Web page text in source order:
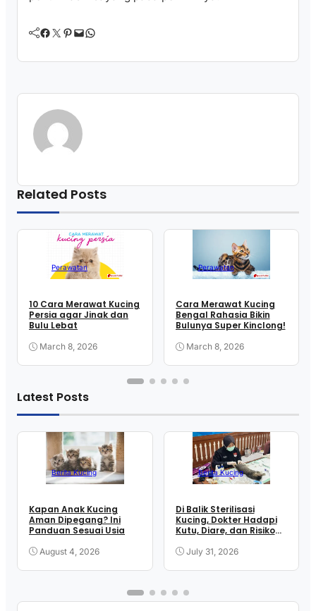
Facebook Twitter Pinterest Mail WhatsApp
Related Posts
Perawatan
10 Cara Merawat Kucing
Persia agar Jinak dan
Bulu Lebat
March 8, 2026
Perawatan
Cara Merawat Kucing
Bengal Rahasia Bikin
Bulunya Super Kinclong!
March 8, 2026
Latest Posts
Berita Kucing
Kapan Anak Kucing
Aman Dipegang? Ini
Panduan Sesuai Usia
August 4, 2026
Berita Kucing
Di Balik Sterilisasi
Kucing, Dokter Hadapi
Kutu, Diare, dan Risiko
July 31, 2026